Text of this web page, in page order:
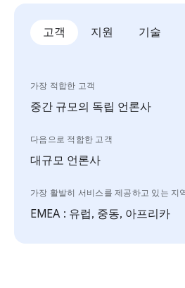
고객 지원 기술
가장 적합한 고객
중간 규모의 독립 언론사
다음으로 적합한 고객
대규모 언론사
가장 활발히 서비스를 제공하고 있는 지
EMEA : 유럽, 중동, 아프리카